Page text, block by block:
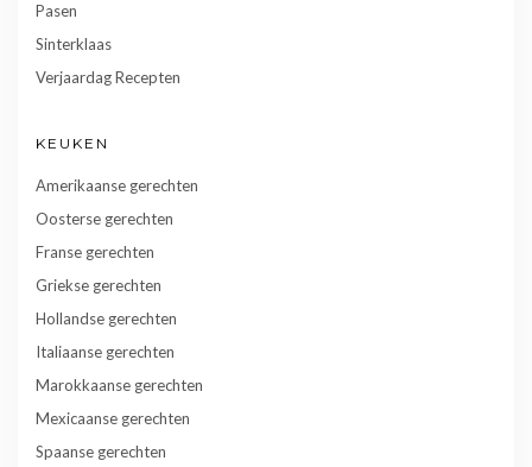
Pasen
Sinterklaas
Verjaardag Recepten
KEUKEN
Amerikaanse gerechten
Oosterse gerechten
Franse gerechten
Griekse gerechten
Hollandse gerechten
Italiaanse gerechten
Marokkaanse gerechten
Mexicaanse gerechten
Spaanse gerechten